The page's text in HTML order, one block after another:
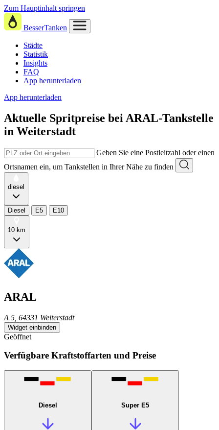
Zum Hauptinhalt springen
BesserTanken
Städte
Statistik
Insights
FAQ
App herunterladen
App herunterladen
Aktuelle Spritpreise bei ARAL-Tankstelle
in Weiterstadt
Geben Sie eine Postleitzahl oder einen
Ortsnamen ein, um Tankstellen in Ihrer Nähe zu finden
diesel
Diesel E5 E10
10 km
ARAL
A 5, 64331 Weiterstadt
Widget einbinden
Geöffnet
Verfügbare Kraftstoffarten und Preise
Diesel Super E5